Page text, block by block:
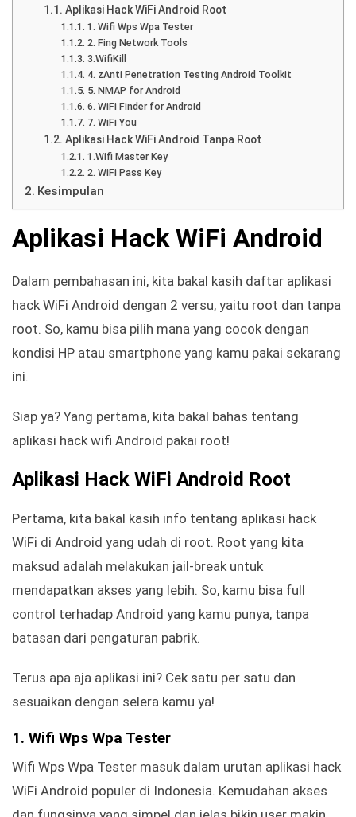
Aplikasi Hack WiFi Android Root
1. Wifi Wps Wpa Tester
2. Fing Network Tools
3.WifiKill
4. zAnti Penetration Testing Android Toolkit
5. NMAP for Android
6. WiFi Finder for Android
7. WiFi You
Aplikasi Hack WiFi Android Tanpa Root
1.Wifi Master Key
2. WiFi Pass Key
Kesimpulan
Aplikasi Hack WiFi Android
Dalam pembahasan ini, kita bakal kasih daftar aplikasi
hack WiFi Android dengan 2 versu, yaitu root dan tanpa
root. So, kamu bisa pilih mana yang cocok dengan
kondisi HP atau smartphone yang kamu pakai sekarang
ini.
Siap ya? Yang pertama, kita bakal bahas tentang
aplikasi hack wifi Android pakai root!
Aplikasi Hack WiFi Android Root
Pertama, kita bakal kasih info tentang aplikasi hack
WiFi di Android yang udah di root. Root yang kita
maksud adalah melakukan jail-break untuk
mendapatkan akses yang lebih. So, kamu bisa full
control terhadap Android yang kamu punya, tanpa
batasan dari pengaturan pabrik.
Terus apa aja aplikasi ini? Cek satu per satu dan
sesuaikan dengan selera kamu ya!
1. Wifi Wps Wpa Tester
Wifi Wps Wpa Tester masuk dalam urutan aplikasi hack
WiFi Android populer di Indonesia. Kemudahan akses